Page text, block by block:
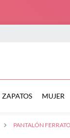
ZAPATOS MUJER
PANTALÓN